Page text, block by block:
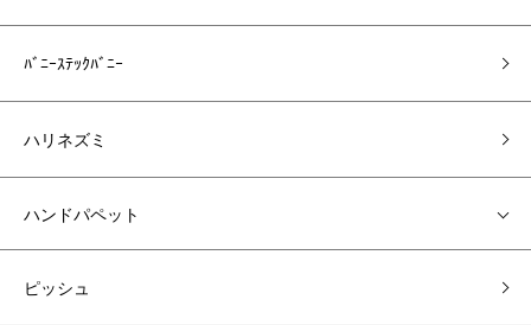
ﾊﾞﾆｰｽﾃｯｸﾊﾞﾆｰ
ハリネズミ
ハンドパペット
ピッシュ